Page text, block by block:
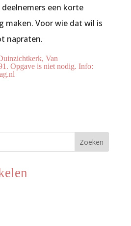
een korte
maken. Voor wie dat wil is
napraten.
Van
Opgave is niet nodig. Info:
Zoeken